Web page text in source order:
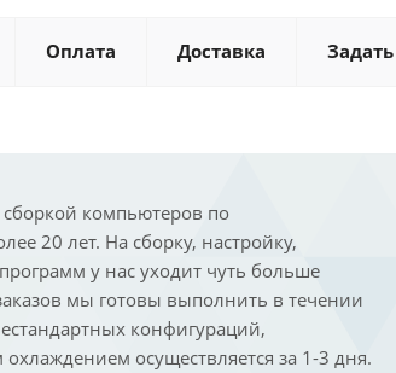
Оплата Доставка
компьютеров по
20 лет. На сборку, настройку,
у нас уходит чуть больше
мы готовы выполнить в течении
конфигураций,
осуществляется за 1-3 дня.